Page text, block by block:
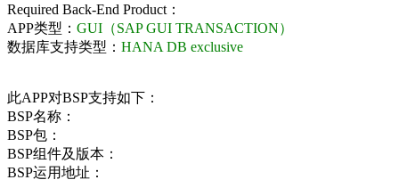
Required Back-End Product：
APP类型： GUI（SAP GUI TRANSACTION）
数据库支持类型： HANA DB exclusive
此APP对BSP支持如下：
BSP名称：
BSP包：
BSP组件及版本：
BSP运用地址：